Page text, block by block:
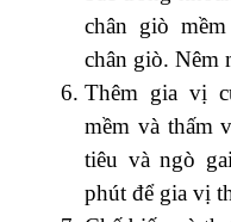
chân giò
chân giò. Nêm
Thêm gia vị
mềm và thấm
tiêu và ngò
phút để gia vị